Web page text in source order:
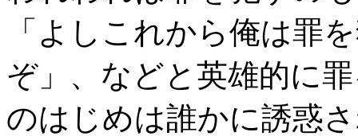
「よしこれから俺は罪
ぞ」、などと英雄的に
のはじめは誰かに誘惑